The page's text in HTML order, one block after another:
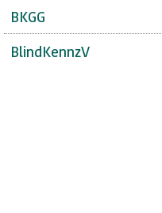
BKGG
BlindKennzV